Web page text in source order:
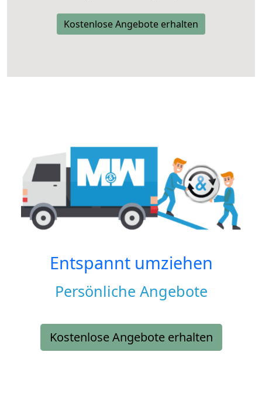
Kostenlose Angebote erhalten
Entspannt umziehen
Persönliche Angebote
Kostenlose Angebote erhalten